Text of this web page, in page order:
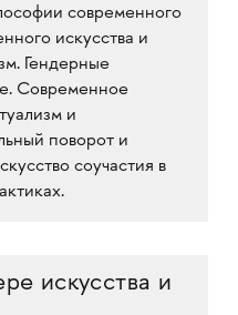
современного
искусства и
Гендерные
Современное
и
поворот и
соучастия в
искусства и